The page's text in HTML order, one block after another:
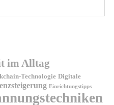
im Alltag
Technologie Digitale
Einrichtungstipps